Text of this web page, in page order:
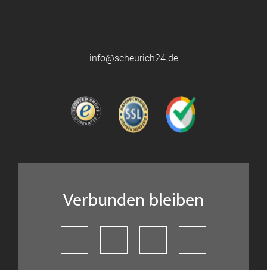
info@scheurich24.de
Verbunden bleiben